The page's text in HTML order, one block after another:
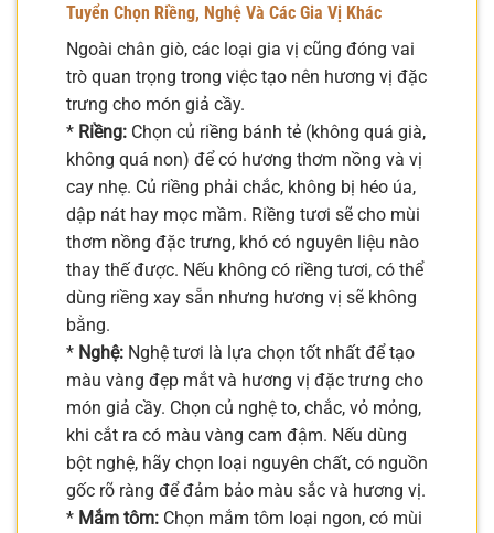
Tuyển Chọn Riềng, Nghệ Và Các Gia Vị Khác
Ngoài chân giò, các loại gia vị cũng đóng vai
trò quan trọng trong việc tạo nên hương vị đặc
trưng cho món giả cầy.
* Riềng: Chọn củ riềng bánh tẻ (không quá già,
không quá non) để có hương thơm nồng và vị
cay nhẹ. Củ riềng phải chắc, không bị héo úa,
dập nát hay mọc mầm. Riềng tươi sẽ cho mùi
thơm nồng đặc trưng, khó có nguyên liệu nào
thay thế được. Nếu không có riềng tươi, có thể
dùng riềng xay sẵn nhưng hương vị sẽ không
bằng.
* Nghệ: Nghệ tươi là lựa chọn tốt nhất để tạo
màu vàng đẹp mắt và hương vị đặc trưng cho
món giả cầy. Chọn củ nghệ to, chắc, vỏ mỏng,
khi cắt ra có màu vàng cam đậm. Nếu dùng
bột nghệ, hãy chọn loại nguyên chất, có nguồn
gốc rõ ràng để đảm bảo màu sắc và hương vị.
* Mắm tôm: Chọn mắm tôm loại ngon, có mùi